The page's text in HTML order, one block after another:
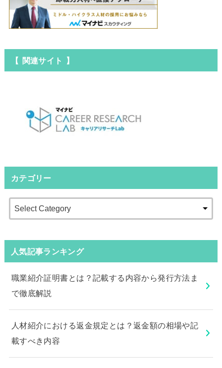
【 関連サイト 】
カテゴリー
人気記事ランキング
職業紹介証明書とは？記載する内容から発行方法ま
で徹底解説
人材紹介における返金規定とは？返金額の相場や記
載すべき内容